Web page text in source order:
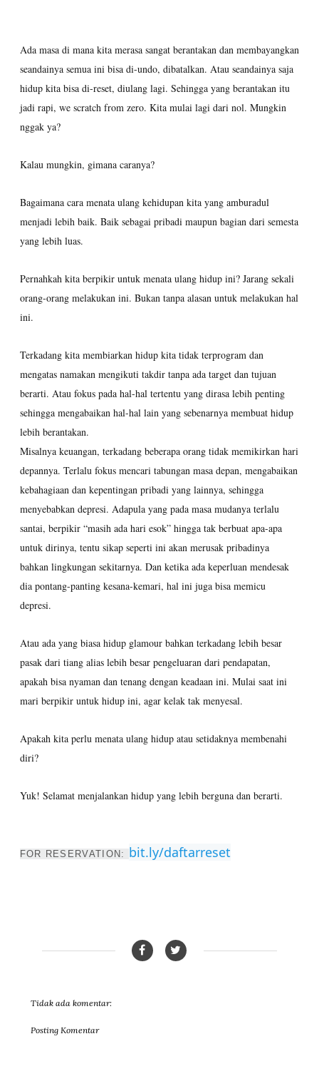
Ada masa di mana kita merasa sangat berantakan dan membayangkan
seandainya semua ini bisa di-undo, dibatalkan. Atau seandainya saja
hidup kita bisa di-reset, diulang lagi. Sehingga yang berantakan itu
jadi rapi, we scratch from zero. Kita mulai lagi dari nol. Mungkin
nggak ya?
Kalau mungkin, gimana caranya?
Bagaimana cara menata ulang kehidupan kita yang amburadul
menjadi lebih baik. Baik sebagai pribadi maupun bagian dari semesta
yang lebih luas.
Pernahkah kita berpikir untuk menata ulang hidup ini? Jarang sekali
orang-orang melakukan ini. Bukan tanpa alasan untuk melakukan hal
ini.
Terkadang kita membiarkan hidup kita tidak terprogram dan
mengatas namakan mengikuti takdir tanpa ada target dan tujuan
berarti. Atau fokus pada hal-hal tertentu yang dirasa lebih penting
sehingga mengabaikan hal-hal lain yang sebenarnya membuat hidup
lebih berantakan.
Misalnya keuangan, terkadang beberapa orang tidak memikirkan hari
depannya. Terlalu fokus mencari tabungan masa depan, mengabaikan
kebahagiaan dan kepentingan pribadi yang lainnya, sehingga
menyebabkan depresi. Adapula yang pada masa mudanya terlalu
santai, berpikir “masih ada hari esok” hingga tak berbuat apa-apa
untuk dirinya, tentu sikap seperti ini akan merusak pribadinya
bahkan lingkungan sekitarnya. Dan ketika ada keperluan mendesak
dia pontang-panting kesana-kemari, hal ini juga bisa memicu
depresi.
Atau ada yang biasa hidup glamour bahkan terkadang lebih besar
pasak dari tiang alias lebih besar pengeluaran dari pendapatan,
apakah bisa nyaman dan tenang dengan keadaan ini. Mulai saat ini
mari berpikir untuk hidup ini, agar kelak tak menyesal.
Apakah kita perlu menata ulang hidup atau setidaknya membenahi
diri?
Yuk! Selamat menjalankan hidup yang lebih berguna dan berarti.
FOR RESERVATION: bit.ly/daftarreset
Tidak ada komentar:
Posting Komentar